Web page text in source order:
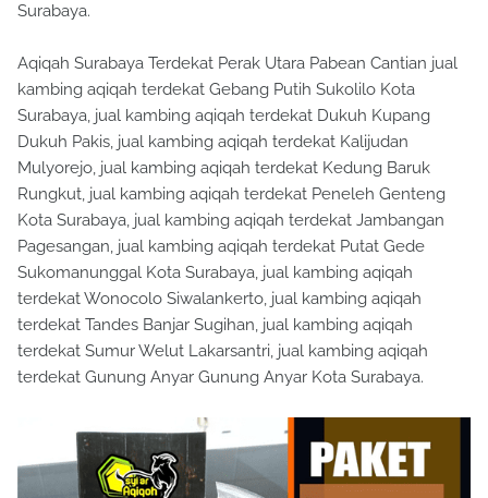
Surabaya.
Aqiqah Surabaya Terdekat Perak Utara Pabean Cantian jual
kambing aqiqah terdekat Gebang Putih Sukolilo Kota
Surabaya, jual kambing aqiqah terdekat Dukuh Kupang
Dukuh Pakis, jual kambing aqiqah terdekat Kalijudan
Mulyorejo, jual kambing aqiqah terdekat Kedung Baruk
Rungkut, jual kambing aqiqah terdekat Peneleh Genteng
Kota Surabaya, jual kambing aqiqah terdekat Jambangan
Pagesangan, jual kambing aqiqah terdekat Putat Gede
Sukomanunggal Kota Surabaya, jual kambing aqiqah
terdekat Wonocolo Siwalankerto, jual kambing aqiqah
terdekat Tandes Banjar Sugihan, jual kambing aqiqah
terdekat Sumur Welut Lakarsantri, jual kambing aqiqah
terdekat Gunung Anyar Gunung Anyar Kota Surabaya.